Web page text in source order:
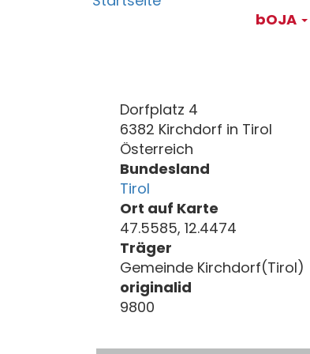
Main
bOJA
Dorfplatz 4
6382 Kirchdorf in Tirol
Österreich
Bundesland
Tirol
Ort auf Karte
47.5585, 12.4474
Träger
Gemeinde Kirchdorf(Tirol)
originalid
9800